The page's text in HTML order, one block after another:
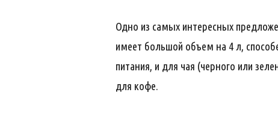
Одно из самых интересных
имеет большой объем на 4 л,
питания, и для чая (черного или
для кофе.